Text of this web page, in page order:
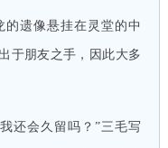
遗像悬挂在灵堂的中
于朋友之手，因此大多
会久留吗？”三毛写